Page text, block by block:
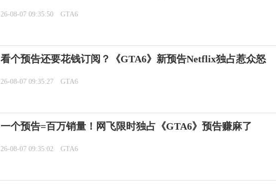
26-08-07 09:35:50 GTA6
看个预告还要花钱订阅？《GTA6》新预告Netflix独占惹众怒
26-08-07 09:35:27 GTA6
一个预告=百万销量！网飞限时独占《GTA6》预告赚麻了
26-08-07 09:35:02 GTA6